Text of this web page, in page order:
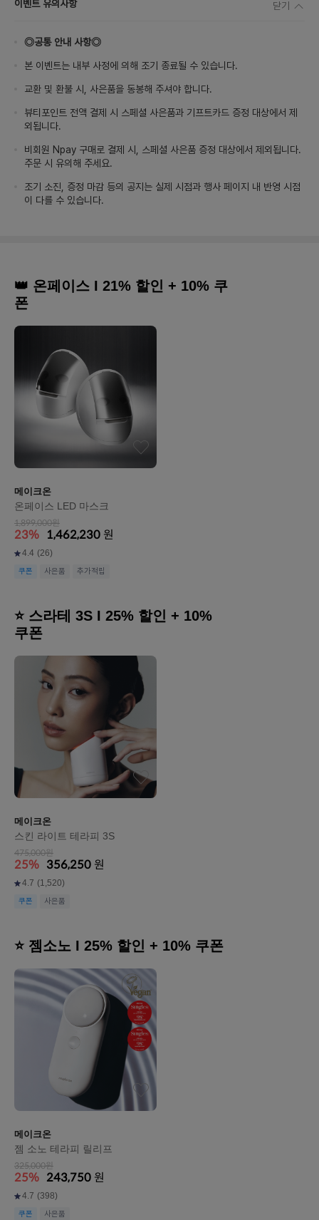
이벤트 유의사항 닫기
◎공통 안내 사항◎
본 이벤트는 내부 사정에 의해 조기 종료될 수 있습니다.
교환 및 환불 시, 사은품을 동봉해 주셔야 합니다.
뷰티포인트 전액 결제 시 스페셜 사은품과 기프트카드 증정 대상에서 제
외됩니다.
비회원 Npay 구매로 결제 시, 스페셜 사은품 증정 대상에서 제외됩니다.
주문 시 유의해 주세요.
조기 소진, 증정 마감 등의 공지는 실제 시점과 행사 페이지 내 반영 시점
이 다를 수 있습니다.
👑 온페이스 I 21% 할인 + 10% 쿠
폰
메이크온
온페이스 LED 마스크
1,899,000원
23% 1,462,230 원
4.4 (26)
쿠폰 사은품 추가적립
⭐ 스라테 3S I 25% 할인 + 10%
쿠폰
메이크온
스킨 라이트 테라피 3S
475,000원
25% 356,250 원
4.7 (1,520)
쿠폰 사은품
⭐ 젬소노 I 25% 할인 + 10% 쿠폰
메이크온
젬 소노 테라피 릴리프
325,000원
25% 243,750 원
4.7 (398)
쿠폰 사은품